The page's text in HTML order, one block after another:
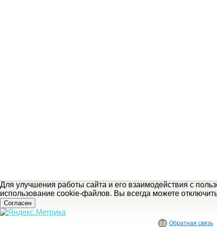
Для улучшения работы сайта и его взаимодействия с
использование cookie-файлов. Вы всегда можете
Согласен
Обратная связь